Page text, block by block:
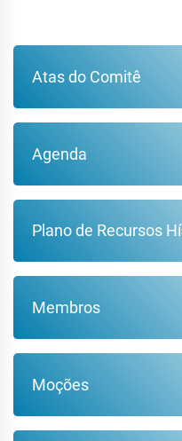
Atas do Comitê
Agenda
Plano de Recursos
Membros
Moções